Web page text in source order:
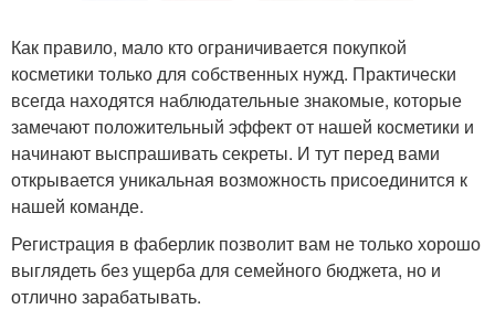
Как правило, мало кто ограничивается покупкой
косметики только для собственных нужд. Практически
всегда находятся наблюдательные знакомые, которые
замечают положительный эффект от нашей косметики и
начинают выспрашивать секреты. И тут перед вами
открывается уникальная возможность присоединится к
нашей команде.
Регистрация в фаберлик позволит вам не только хорошо
выглядеть без ущерба для семейного бюджета, но и
отлично зарабатывать.